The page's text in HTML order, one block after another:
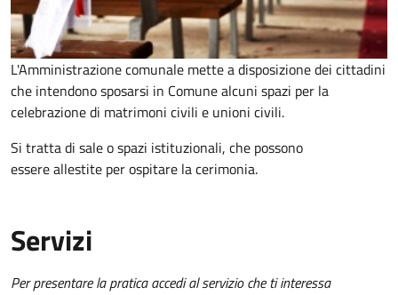
L'Amministrazione comunale mette a disposizione dei cittadini
che intendono sposarsi in Comune alcuni spazi per la
celebrazione di matrimoni civili e unioni civili.
Si tratta di sale o spazi istituzionali, che possono
essere allestite per ospitare la cerimonia.
Servizi
Per presentare la pratica accedi al servizio che ti interessa